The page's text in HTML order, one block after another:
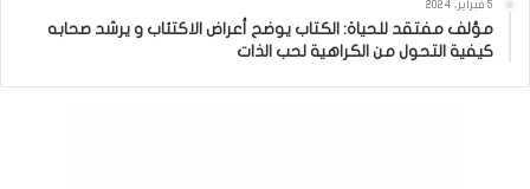
5 فبراير، 2024
مؤلف مفتقد للحياة: الكتاب يوضح أعراض الاكتئاب و يرشد صحابه
كيفية التحول من الكراهية لحب الذات